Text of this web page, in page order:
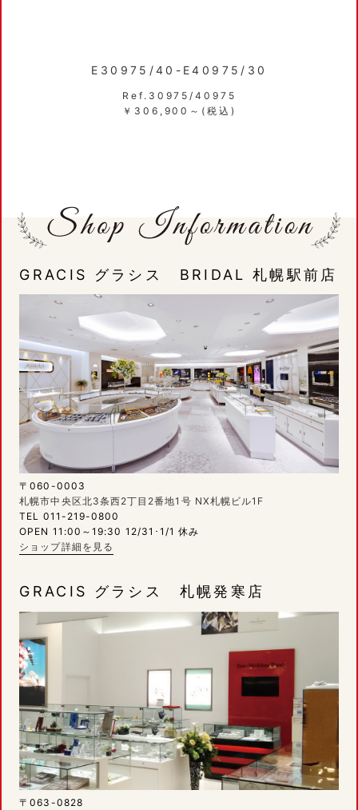
E30975/40-E40975/30
Ref.30975/40975
￥306,900～(税込)
GRACIS グラシス BRIDAL 札幌駅前店
〒060-0003
札幌市中央区北3条西2丁目2番地1号 NX札幌ビル1F
TEL 011-219-0800
OPEN 11:00～19:30 12/31･1/1 休み
ショップ詳細を見る
GRACIS グラシス 札幌発寒店
〒063-0828